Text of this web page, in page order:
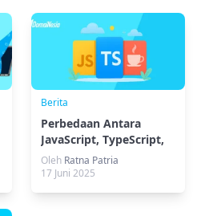
Berita
Perbedaan Antara
JavaScript, TypeScript,
dan CoffeeScript
Oleh Ratna Patria
17 Juni 2025